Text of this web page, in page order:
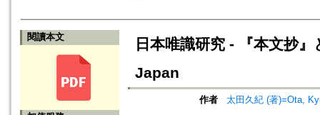
閱讀本文
日本唯識研究 - 『本文抄
Japan
作者 太田久紀 (著)=Ota,